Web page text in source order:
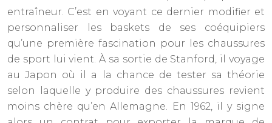
entraîneur. C’est en voyant ce dernier modifier et
personnaliser les baskets de ses coéquipiers
qu’une première fascination pour les chaussures
de sport lui vient. À sa sortie de Stanford, il voyage
au Japon où il a la chance de tester sa théorie
selon laquelle y produire des chaussures revient
moins chère qu’en Allemagne. En 1962, il y signe